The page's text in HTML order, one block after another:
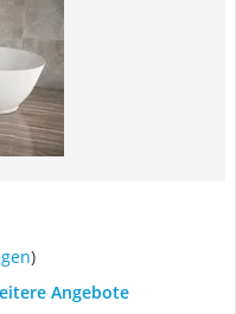
)
Angebote